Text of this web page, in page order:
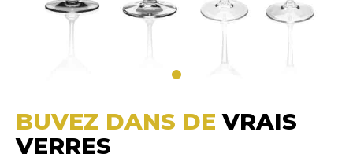
BUVEZ DANS DEVRAIS
VERRES